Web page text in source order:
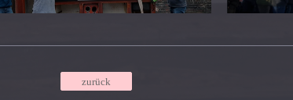
zurück